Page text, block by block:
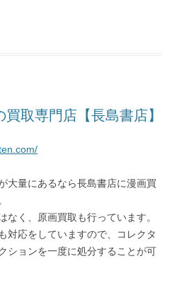
取専門店【長島書店】
大量にあるなら長島書店に漫画買
なく、原画買取も行っています。
対応をしていますので、コレクタ
ションを一度に処分することが可